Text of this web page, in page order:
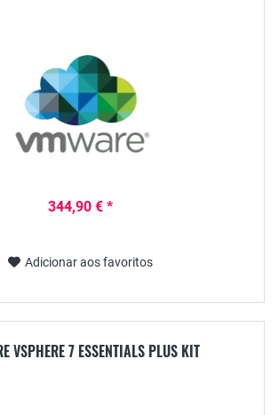
344,90 € *
Adicionar aos favoritos
VSPHERE 7 ESSENTIALS PLUS KIT